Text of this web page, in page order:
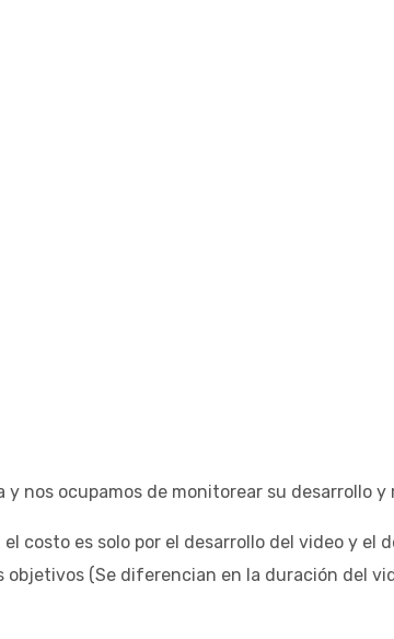
nos ocupamos de monitorear su desarrollo y
costo es solo por el desarrollo del video y el
(Se diferencian en la duración del